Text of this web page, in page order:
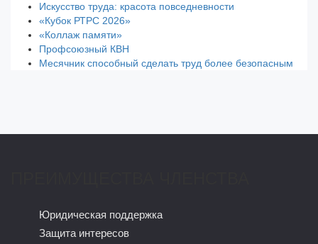
Искусство труда: красота повседневности
«Кубок РТРС 2026»
«Коллаж памяти»
Профсоюзный КВН
Месячник способный сделать труд более безопасным
Юридическая поддержка
Защита интересов